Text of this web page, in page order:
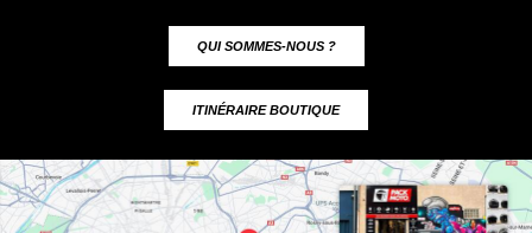
QUI SOMMES-NOUS ?
ITINÉRAIRE BOUTIQUE